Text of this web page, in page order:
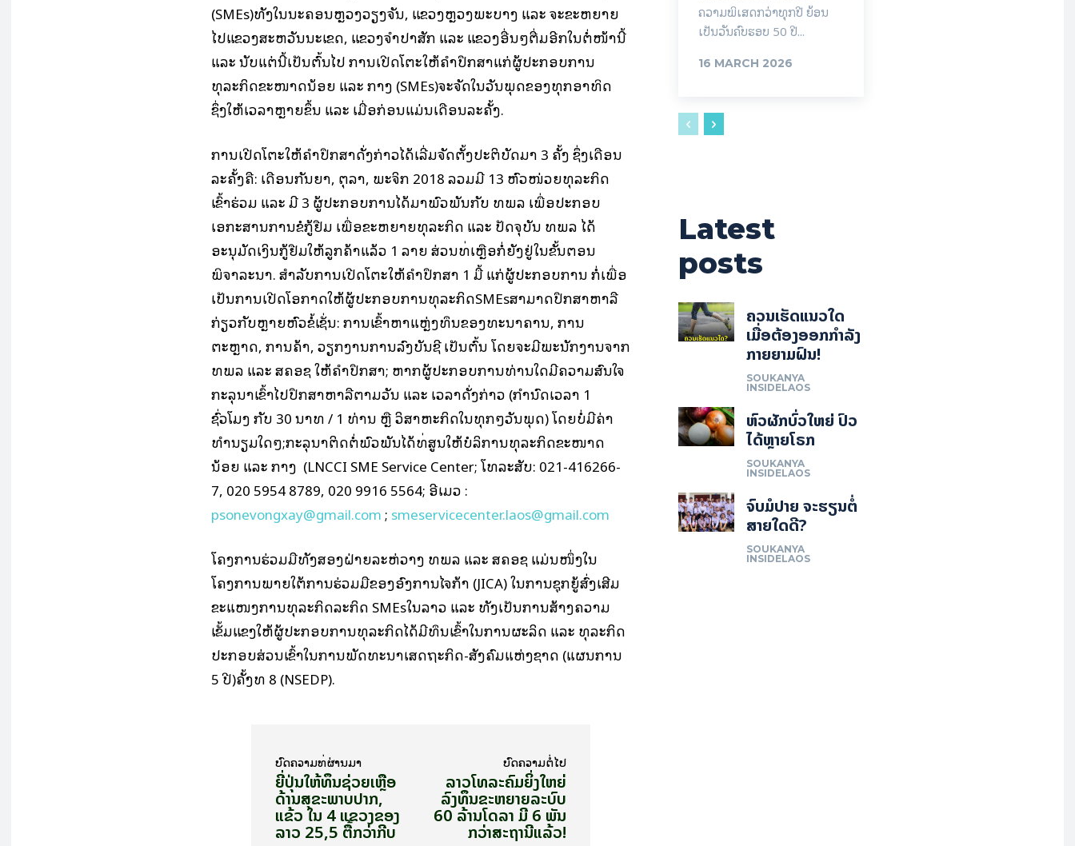
(SMEs)ທັງໃນນະຄອນຫຼວງວຽງຈັນ, ແຂວງຫຼວງພະບາງ ແລະ ຈະຂະຫຍາຍ
ໄປແຂວງສະຫວັນນະເຂດ, ແຂວງຈໍາປາສັກ ແລະ ແຂວງອື່ນໆຕື່ມອີກໃນຕໍ່ໜ້ານີ້
ແລະ ນັບແຕ່ນີ້ເປັນຕົ້ນໄປ ການເປີດໂຕະໃຫ້ຄໍາປຶກສາແກ່ຜູ້ປະກອບການ
ທຸລະກິດຂະໜາດນ້ອຍ ແລະ ກາງ (SMEs)ຈະຈັດໃນວັນພຸດຂອງທຸກອາທິດ
ຊຶ່ງໃຫ້ເວລາຫຼາຍຂຶ້ນ ແລະ ເມື່ອກ່ອນແມ່ນເດືອນລະຄັ້ງ.
ການເປີດໂຕະໃຫ້ຄຳປຶກສາດັ່ງກ່າວໄດ້ເລີ່ມຈັດຕັ້ງປະຕິບັດມາ 3 ຄັ້ງ ຊຶ່ງເດືອນ
ລະຄັ້ງຄື: ເດືອນກັນຍາ, ຕຸລາ, ພະຈິກ 2018 ລວມມີ 13 ຫົວໜ່ວຍທຸລະກິດ
ເຂົ້າຮ່ວມ ແລະ ມີ 3 ຜູ້ປະກອບການໄດ້ມາພົວພັນກັບ ທພລ ເພື່ອປະກອບ
ເອກະສານການຂໍກູ້ຢືມ ເພື່ອຂະຫຍາຍທຸລະກິດ ແລະ ປັດຈຸບັນ ທພລ ໄດ້
ອະນຸມັດເງິນກູ້ຢືມໃຫ້ລູກຄ້າແລ້ວ 1 ລາຍ ສ່ວນທີ່ເຫຼືອກໍ່ຍັງຢູ່ໃນຂັ້ນຕອນ
ພິຈາລະນາ. ສໍາລັບການເປີດໂຕະໃຫ້ຄຳປຶກສາ 1 ມື້ ແກ່ຜູ້ປະກອບການ ກໍ່ເພື່ອ
ເປັນການເປີດໂອກາດໃຫ້ຜູ້ປະກອບການທຸລະກິດSMEsສາມາດປຶກສາຫາລື
ກ່ຽວກັບຫຼາຍຫົວຂໍ້ເຊັ່ນ: ການເຂົ້າຫາແຫຼ່ງທຶນຂອງທະນາຄານ, ການ
ຕະຫຼາດ, ການຄ້າ, ວຽກງານການລົງບັນຊີ ເປັນຕົ້ນ ໂດຍຈະມີພະນັກງານຈາກ
ທພລ ແລະ ສຄອຊ ໃຫ້ຄຳປຶກສາ; ຫາກຜູ້ປະກອບການທ່ານໃດມີຄວາມສົນໃຈ
ກະລຸນາເຂົ້າໄປປຶກສາຫາລືຕາມວັນ ແລະ ເວລາດັ່ງກ່າວ (ກໍານົດເວລາ 1
ຊົ່ວໂມງ ກັບ 30 ນາທີ / 1 ທ່ານ ຫຼື ວິສາຫະກິດໃນທຸກໆວັນພຸດ) ໂດຍບໍ່ມີຄ່າ
ທໍານຽມໃດໆ;ກະລຸນາຕິດຕໍ່ພົວພັນໄດ້ທີ່ສູນໃຫ້ບໍລິການທຸລະກິດຂະໜາດ
ນ້ອຍ ແລະ ກາງ (LNCCI SME Service Center; ໂທລະສັບ: 021-416266-
7, 020 5954 8789, 020 9916 5564; ອີເມວ :
psonevongxay@gmail.com; smeservicecenter.laos@gmail.com
ໂຄງການຮ່ວມມືທັງສອງຝ່າຍລະຫ່ວາງ ທພລ ແລະ ສຄອຊ ແມ່ນໜຶ່ງໃນ
ໂຄງການພາຍໃຕ້ການຮ່ວມມືຂອງອົງການໄຈກ້າ (JICA) ໃນການຊຸກຍູ້ສົ່ງເສີມ
ຂະແໜງການທຸລະກິດລະກິດ SMEsໃນລາວ ແລະ ທັງເປັນການສ້າງຄວາມ
ເຂັ້ມແຂງໃຫ້ຜູ້ປະກອບການທຸລະກິດໄດ້ມີທຶນເຂົ້າໃນການຜະລິດ ແລະ ທຸລະກິດ
ປະກອບສ່ວນເຂົ້າໃນການພັດທະນາເສດຖະກິດ-ສັງຄົມແຫ່ງຊາດ (ແຜນການ
5 ປີ)ຄັ້ງທີ 8 (NSEDP).
ບົດ​ຄວາມ​ທີ່​ຜ່ານ​ມາ
ຍີ່ປຸ່ນ​ໃຫ້ທຶນຊ່ວຍ​ເຫຼືອ
ດ້ານສຸຂະພາບ​ປາກ,
ແຂ້ວ ໃນ 4 ແຂວງຂອງ
ລາວ 25,5 ຕື້ກວ່າກີບ ​​
ບົດ​ຄວາມ​ຕໍ່​ໄປ
ລາວໂທລະຄົມ​ຍິ່ງ​ໃຫຍ່
ລົງທຶນຂະຫຍາຍ​ລະ​ບົບ
60 ລ້ານ​ໂດ​ລາ ມີ 6 ພັນ​
ກວ່າ​ສະ​ຖາ​ນີແລ້ວ!
ຄວາມພິເສດກວ່າທຸກປີ ຍ້ອນ
ເປັນວັນຄົບຮອບ 50 ປີ...
16 MARCH 2026
Latest
posts
ຄວນເຮັດແນວໃດ
ເມື່ອຕ້ອງອອກກຳລັງ
ກາຍຍາມຝົນ!
SOUKANYA
INSIDELAOS
ຫົວຜັກບົ່ວໃຫຍ່ ປົວ
ໄດ້ຫຼາຍໂຣກ
SOUKANYA
INSIDELAOS
ຈົບມໍປາຍ ຈະຮຽນຕໍ່
ສາຍໃດດີ?
SOUKANYA
INSIDELAOS